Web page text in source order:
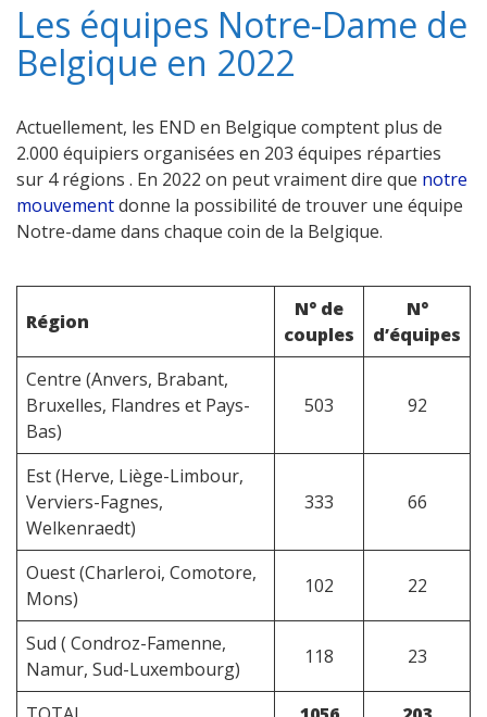
Les équipes Notre-Dame de
Belgique en 2022
Actuellement, les END en Belgique comptent plus de
2.000 équipiers organisées en 203 équipes réparties
sur 4 régions . En 2022 on peut vraiment dire que notre
mouvementdonne la possibilité de trouver une équipe
Notre-dame dans chaque coin de la Belgique.
Région
N° de
couples
N°
d’équipes
Centre (Anvers, Brabant,
Bruxelles, Flandres et Pays-
Bas)
503 92
Est (Herve, Liège-Limbour,
Verviers-Fagnes,
Welkenraedt)
333 66
Ouest (Charleroi, Comotore,
Mons)
102 22
Sud ( Condroz-Famenne,
Namur, Sud-Luxembourg)
118 23